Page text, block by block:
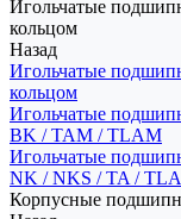
Игольчатые
кольцом
Назад
Игольчатые
кольцом
Игольчатые
BK / TAM / TLAM
Игольчатые
NK / NKS / TA /
Корпусные